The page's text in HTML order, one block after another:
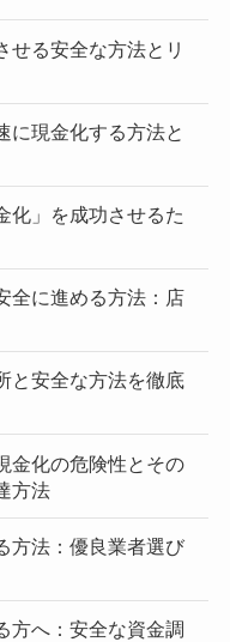
せる安全な方法とリ
に現金化する方法と
化」を成功させるた
全に進める方法：店
と安全な方法を徹底
金化の危険性とその
方法
方法：優良業者選び
方へ：安全な資金調